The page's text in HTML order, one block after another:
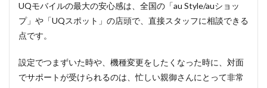
め：
今週
末の
2時
で、
来月
から
UQモバイルの最大の安心感は、全国の「au Style/auショッ
プ」や「UQスポット」の店頭で、直接スタッフに相談できる
点です。
設定でつまずいた時や、機種変更をしたくなった時に、対面
でサポートが受けられるのは、忙しい親御さんにとって非常